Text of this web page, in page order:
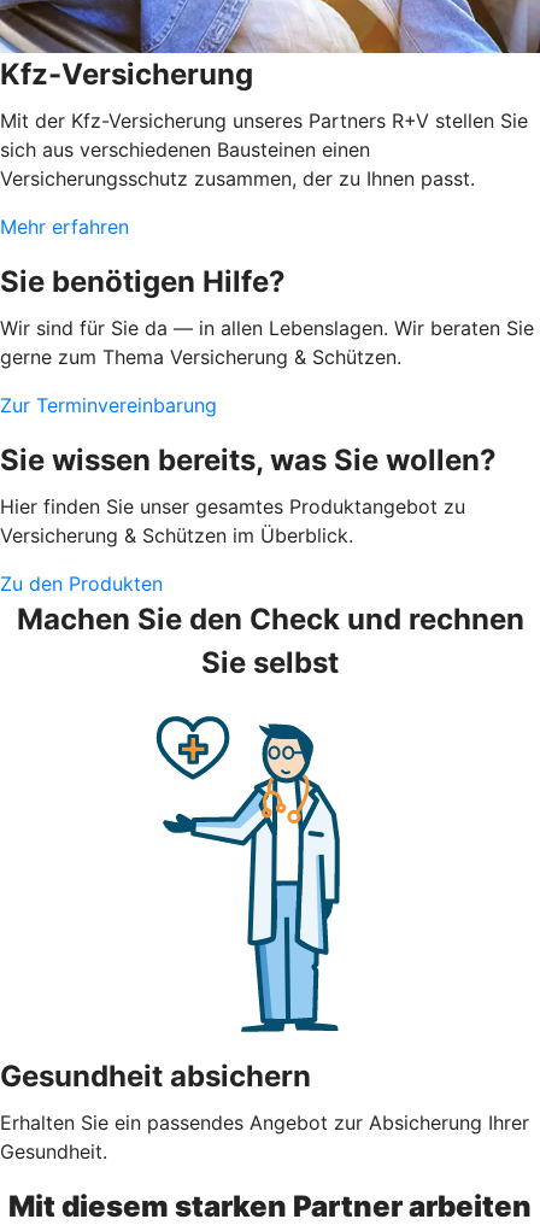
Kfz-Versicherung
Mit der Kfz-Versicherung unseres Partners R+V stellen Sie
sich aus verschiedenen Bausteinen einen
Versicherungsschutz zusammen, der zu Ihnen passt.
Mehr erfahren
Sie benötigen Hilfe?
Wir sind für Sie da — in allen Lebenslagen. Wir beraten Sie
gerne zum Thema Versicherung & Schützen.
Zur Terminvereinbarung
Sie wissen bereits, was Sie wollen?
Hier finden Sie unser gesamtes Produktangebot zu
Versicherung & Schützen im Überblick.
Zu den Produkten
Machen Sie den Check und rechnen
Sie selbst
Gesundheit absichern
Erhalten Sie ein passendes Angebot zur Absicherung Ihrer
Gesundheit.
Mit diesem starken Partner arbeiten